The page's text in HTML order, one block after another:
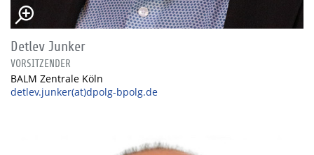
Detlev Junker
VORSITZENDER
BALM Zentrale Köln
detlev.junker(at)dpolg-bpolg.de